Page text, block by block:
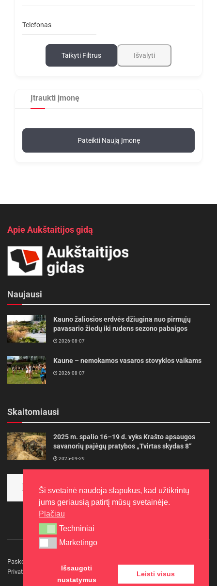
Telefonas
Taikyti Filtrus Išvalyti
Įtraukti įmonę
Pateikti Naują Įmonę
Apie Aukštaitijos gidą
Naujausi
Kauno žaliosios erdvės džiugina nuo pirmųjų
pavasario žiedų iki rudens sezono pabaigos
2026-08-07
Kaune – nemokamos vasaros stovyklos vaikams
2026-08-07
Skaitomiausi
2025 m. spalio 16–19 d. vyks Krašto apsaugos
savanorių pajėgų pratybos „Tvirtas skydas 8“
2025-09-29
aukso
2015-10-30
Paskelbkite naujieną
Privatumo politika
Kontaktai
Ši svetainė naudoja slapukus, kad užtikrintų
jums geriausią patirtį mūsų svetainėje.
Plačiau
Techniniai
Techniniai
Marketingo
Marketingo
Išsaugoti
nustatymus
Leisti visus